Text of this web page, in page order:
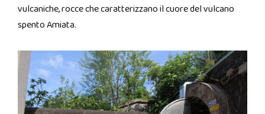
vulcaniche, rocce che caratterizzano il cuore del vulcano
spento Amiata.